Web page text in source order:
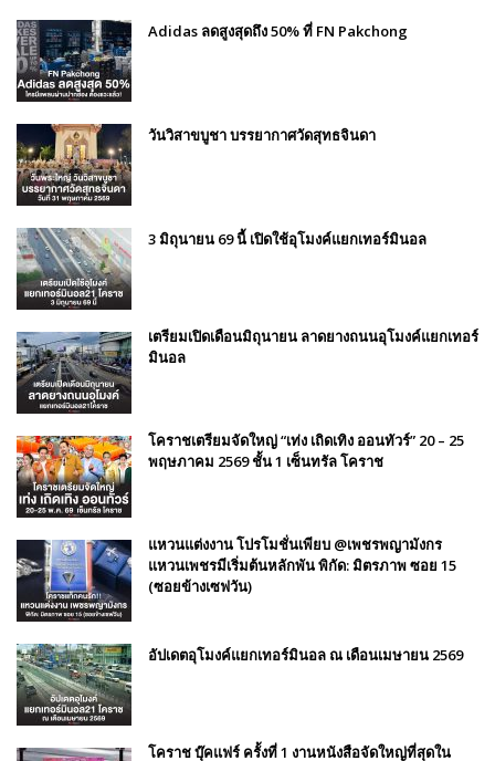
Adidas ลดสูงสุดถึง 50% ที่ FN Pakchong
วันวิสาขบูชา บรรยากาศวัดสุทธจินดา
3 มิถุนายน 69 นี้ เปิดใช้อุโมงค์แยกเทอร์มินอล
เตรียมเปิดเดือนมิถุนายน ลาดยางถนนอุโมงค์แยกเทอร์
มินอล
โคราชเตรียมจัดใหญ่ “เท่ง เถิดเทิง ออนทัวร์” 20 – 25
พฤษภาคม 2569 ชั้น 1 เซ็นทรัล โคราช
แหวนแต่งงาน โปรโมชั่นเพียบ @เพชรพญามังกร
แหวนเพชรมีเริ่มต้นหลักพัน พิกัด: มิตรภาพ ซอย 15
(ซอยข้างเซฟวัน)
อัปเดตอุโมงค์แยกเทอร์มินอล ณ เดือนเมษายน 2569
โคราช บุ๊คแฟร์​ ครั้งที่​ 1 งานหนังสือจัดใหญ่ที่สุดใน